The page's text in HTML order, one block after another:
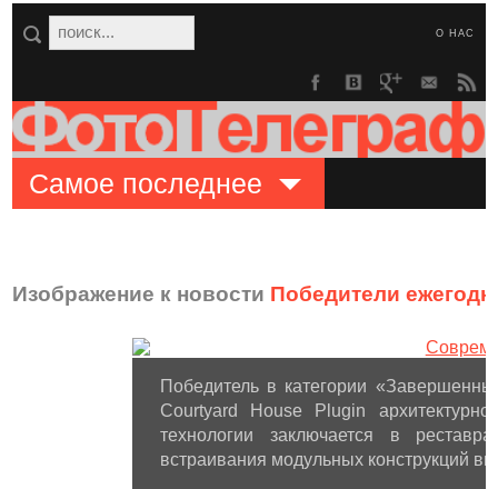
О НАС
Самое последнее
Изображение к новости Победители
Победитель в категории
Courtyard House Plugin
технологии заключается в
встраивания модульных конструкций